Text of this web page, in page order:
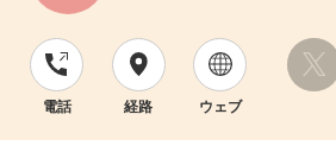
電話 経路 ウェブ